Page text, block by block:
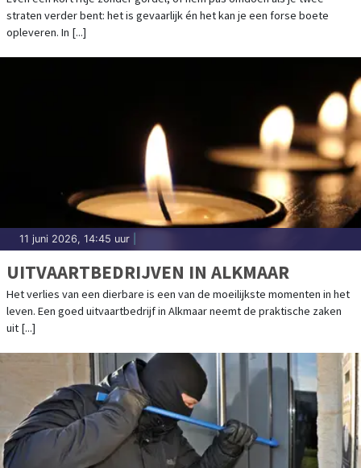
straten verder bent: het is gevaarlijk én het kan je een forse boete
opleveren. In [...]
11 juni 2026, 14:45 uur
UITVAARTBEDRIJVEN IN ALKMAAR
Het verlies van een dierbare is een van de moeilijkste momenten in het
leven. Een goed uitvaartbedrijf in Alkmaar neemt de praktische zaken
uit [...]